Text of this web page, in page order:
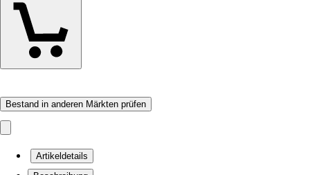
Bestand in anderen Märkten prüfen
Artikeldetails